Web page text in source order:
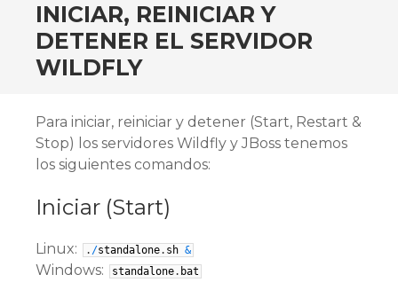
INICIAR, REINICIAR Y
DETENER EL SERVIDOR
WILDFLY
Para iniciar, reiniciar y detener (Start, Restart &
Stop) los servidores Wildfly y JBoss tenemos
los siguientes comandos:
Iniciar (Start)
Linux: . /standalone. sh &
Windows: standalone. bat